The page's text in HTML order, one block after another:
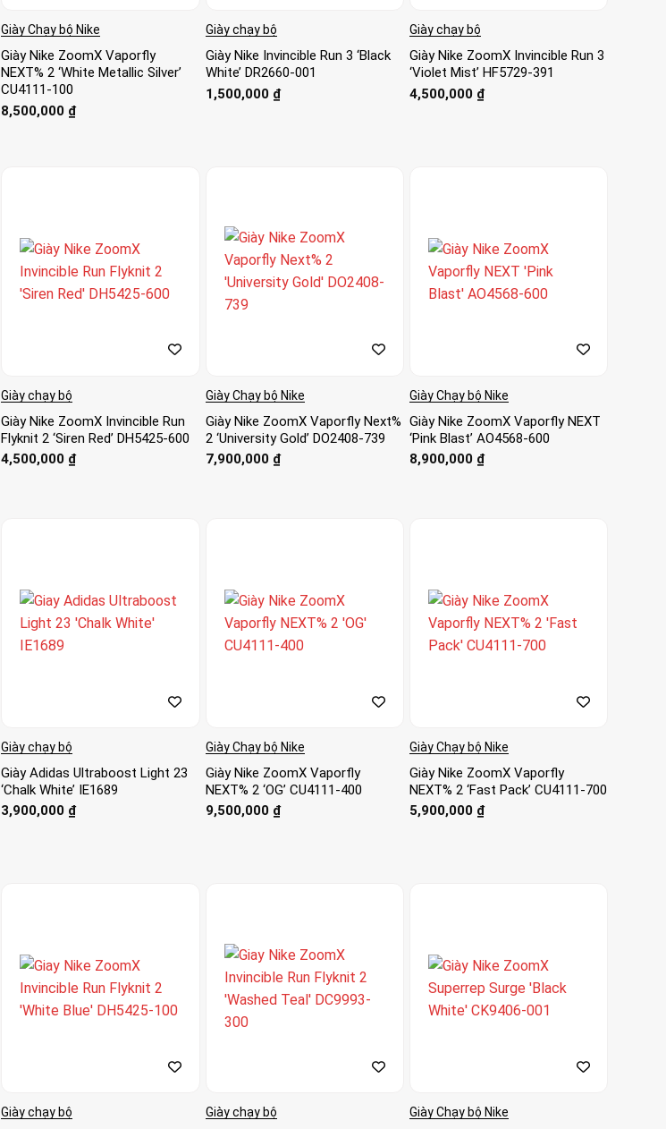
Giày Chạy bộ Nike
Giày Nike ZoomX Vaporfly
NEXT% 2 ‘White Metallic Silver’
CU4111-100
8,500,000 ₫
Giày chạy bộ
Giày Nike Invincible Run 3 ‘Black
White’ DR2660-001
1,500,000 ₫
Giày chạy bộ
Giày Nike ZoomX Invincible Run 3
‘Violet Mist’ HF5729-391
4,500,000 ₫
Giày chạy bộ
Giày Nike ZoomX Invincible Run
Flyknit 2 ‘Siren Red’ DH5425-600
4,500,000 ₫
Giày Chạy bộ Nike
Giày Nike ZoomX Vaporfly Next%
2 ‘University Gold’ DO2408-739
7,900,000 ₫
Giày Chạy bộ Nike
Giày Nike ZoomX Vaporfly NEXT
‘Pink Blast’ AO4568-600
8,900,000 ₫
Giày chạy bộ
Giày Adidas Ultraboost Light 23
‘Chalk White’ IE1689
3,900,000 ₫
Giày Chạy bộ Nike
Giày Nike ZoomX Vaporfly
NEXT% 2 ‘OG’ CU4111-400
9,500,000 ₫
Giày Chạy bộ Nike
Giày Nike ZoomX Vaporfly
NEXT% 2 ‘Fast Pack’ CU4111-700
5,900,000 ₫
Giày chạy bộ Giày chạy bộ Giày Chạy bộ Nike